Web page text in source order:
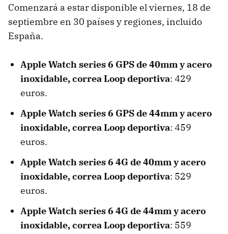
Comenzará a estar disponible el viernes, 18 de
septiembre en 30 países y regiones, incluido
España.
Apple Watch series 6 GPS de 40mm y acero
inoxidable, correa Loop deportiva: 429
euros.
Apple Watch series 6 GPS de 44mm y acero
inoxidable, correa Loop deportiva: 459
euros.
Apple Watch series 6 4G de 40mm y acero
inoxidable, correa Loop deportiva: 529
euros.
Apple Watch series 6 4G de 44mm y acero
inoxidable, correa Loop deportiva: 559